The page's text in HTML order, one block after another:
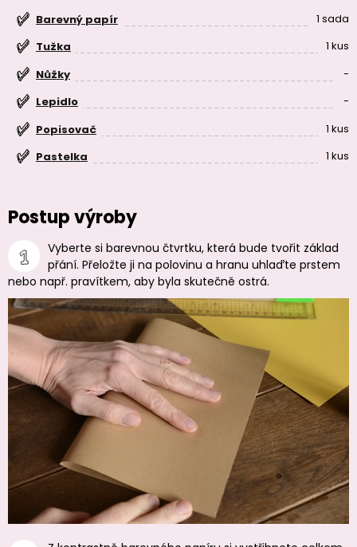
Barevný papír
1 sada
Tužka
1 kus
Nůžky
-
Lepidlo
-
Popisovač
1 kus
Pastelka
1 kus
Postup výroby
Vyberte si barevnou čtvrtku, která bude tvořit základ
přání. Přeložte ji na polovinu a hranu uhlaďte prstem
nebo např. pravítkem, aby byla skutečně ostrá.